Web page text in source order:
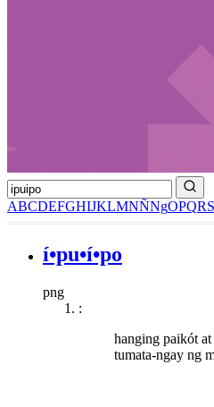
ABCDEFGHIJKLMNÑNgOPQRS
í•pu•í•po
png
:
hanging paikót
tumata-ngay ng